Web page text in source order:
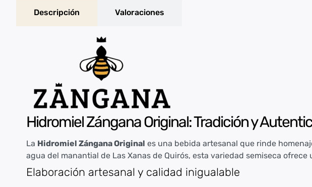
Descripción Valoraciones
Hidromiel Zángana Original: Tradición y
La Hidromiel Zángana Original es una bebida artesanal que rinde
agua del manantial de Las Xanas de Quirós, esta variedad semiseca
Elaboración artesanal y calidad inigualable